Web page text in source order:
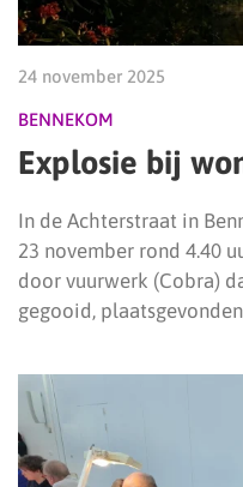
24 november 2025
BENNEKOM
Explosie bij
In de Achterstraat in
23 november rond 4.40
door vuurwerk (Cobra)
gegooid,